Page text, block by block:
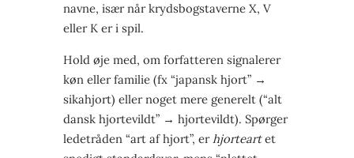
navne, især når krydsbogstaverne X, V
eller K er i spil.
Hold øje med, om forfatteren signalerer
køn eller familie (fx “japansk hjort” →
sikahjort) eller noget mere generelt (“alt
dansk hjortevildt” → hjortevildt). Spørger
ledetråden “art af hjort”, er hjorteartet